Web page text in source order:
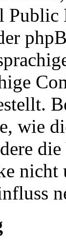
wie
nicht